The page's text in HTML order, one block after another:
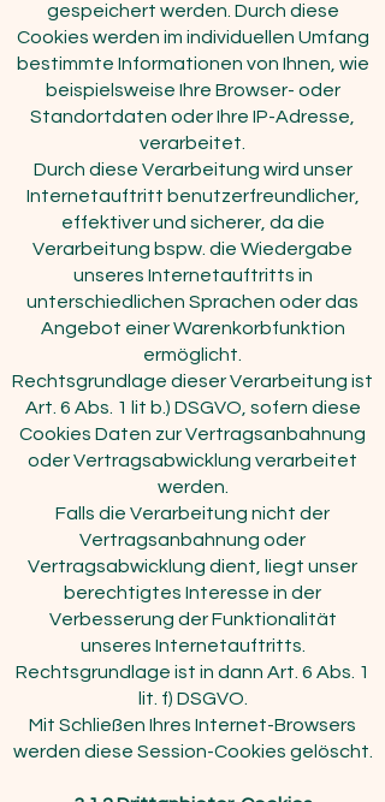
gespeichert werden. Durch diese
Cookies werden im individuellen Umfang
bestimmte Informationen von Ihnen, wie
beispielsweise Ihre Browser- oder
Standortdaten oder Ihre IP-Adresse,
verarbeitet.
Durch diese Verarbeitung wird unser
Internetauftritt benutzerfreundlicher,
effektiver und sicherer, da die
Verarbeitung bspw. die Wiedergabe
unseres Internetauftritts in
unterschiedlichen Sprachen oder das
Angebot einer Warenkorbfunktion
ermöglicht.
Rechtsgrundlage dieser Verarbeitung ist
Art. 6 Abs. 1 lit b.) DSGVO, sofern diese
Cookies Daten zur Vertragsanbahnung
oder Vertragsabwicklung verarbeitet
werden.
Falls die Verarbeitung nicht der
Vertragsanbahnung oder
Vertragsabwicklung dient, liegt unser
berechtigtes Interesse in der
Verbesserung der Funktionalität
unseres Internetauftritts.
Rechtsgrundlage ist in dann Art. 6 Abs. 1
lit. f) DSGVO.
Mit Schließen Ihres Internet-Browsers
werden diese Session-Cookies gelöscht.